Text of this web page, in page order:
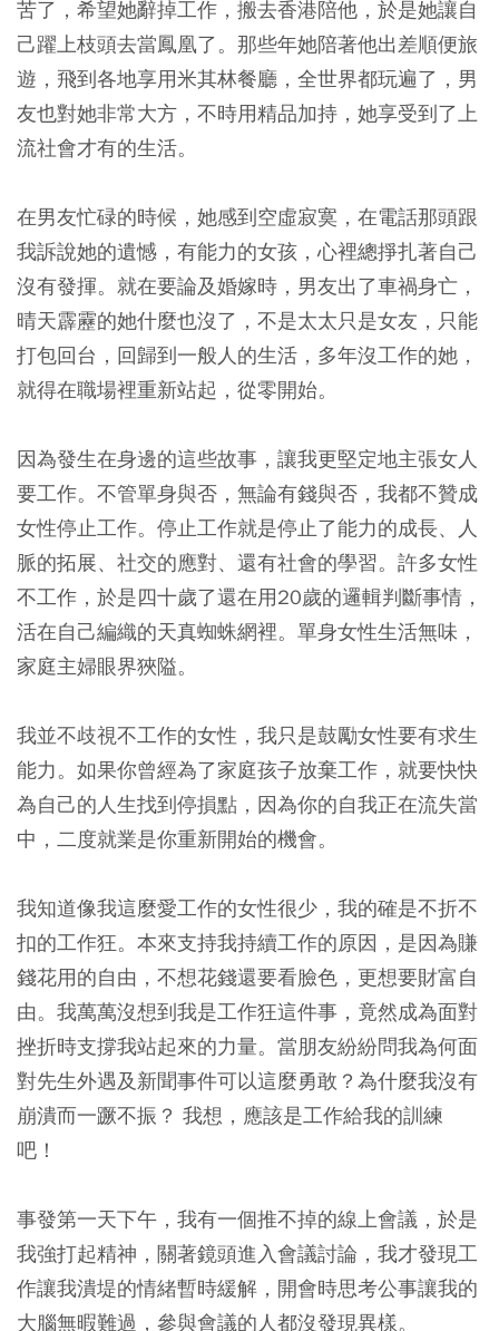
苦了，希望她辭掉工作，搬去香港陪他，於是她讓自
己躍上枝頭去當鳳凰了。那些年她陪著他出差順便旅
遊，飛到各地享用米其林餐廳，全世界都玩遍了，男
友也對她非常大方，不時用精品加持，她享受到了上
流社會才有的生活。
在男友忙碌的時候，她感到空虛寂寞，在電話那頭跟
我訴說她的遺憾，有能力的女孩，心裡總掙扎著自己
沒有發揮。就在要論及婚嫁時，男友出了車禍身亡，
晴天霹靂的她什麼也沒了，不是太太只是女友，只能
打包回台，回歸到一般人的生活，多年沒工作的她，
就得在職場裡重新站起，從零開始。
因為發生在身邊的這些故事，讓我更堅定地主張女人
要工作。不管單身與否，無論有錢與否，我都不贊成
女性停止工作。停止工作就是停止了能力的成長、人
脈的拓展、社交的應對、還有社會的學習。許多女性
不工作，於是四十歲了還在用20歲的邏輯判斷事情，
活在自己編織的天真蜘蛛網裡。單身女性生活無味，
家庭主婦眼界狹隘。
我並不歧視不工作的女性，我只是鼓勵女性要有求生
能力。如果你曾經為了家庭孩子放棄工作，就要快快
為自己的人生找到停損點，因為你的自我正在流失當
中，二度就業是你重新開始的機會。
我知道像我這麼愛工作的女性很少，我的確是不折不
扣的工作狂。本來支持我持續工作的原因，是因為賺
錢花用的自由，不想花錢還要看臉色，更想要財富自
由。我萬萬沒想到我是工作狂這件事，竟然成為面對
挫折時支撐我站起來的力量。當朋友紛紛問我為何面
對先生外遇及新聞事件可以這麼勇敢？為什麼我沒有
崩潰而一蹶不振？ 我想，應該是工作給我的訓練
吧！
事發第一天下午，我有一個推不掉的線上會議，於是
我強打起精神，關著鏡頭進入會議討論，我才發現工
作讓我潰堤的情緒暫時緩解，開會時思考公事讓我的
大腦無暇難過，參與會議的人都沒發現異樣。